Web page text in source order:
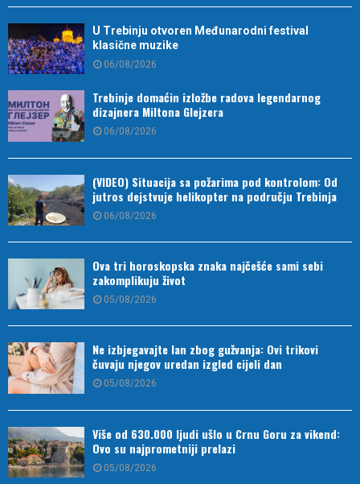
U Trebinju otvoren Međunarodni festival
klasične muzike
06/08/2026
Trebinje domaćin izložbe radova legendarnog
dizajnera Miltona Glejzera
06/08/2026
(VIDEO) Situacija sa požarima pod kontrolom: Od
jutros dejstvuje helikopter na području Trebinja
06/08/2026
Ova tri horoskopska znaka najčešće sami sebi
zakomplikuju život
05/08/2026
Ne izbjegavajte lan zbog gužvanja: Ovi trikovi
čuvaju njegov uredan izgled cijeli dan
05/08/2026
Više od 630.000 ljudi ušlo u Crnu Goru za vikend:
Ovo su najprometniji prelazi
05/08/2026